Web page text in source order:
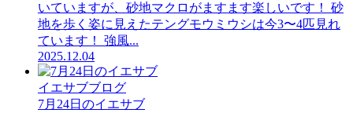
いていますが、砂地マクロがますます楽しいです！ 砂
地を歩く姿に見えたテングモウミウシは今3〜4匹見れ
ています！ 強風...
2025.12.04
イエサブブログ
7月24日のイエサブ